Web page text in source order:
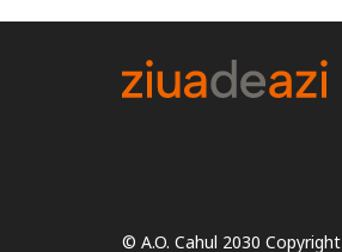
© A.O. Cahul 2030 Copyright